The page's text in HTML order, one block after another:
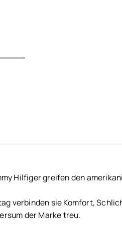
Hilfiger greifen den
verbinden sie Komfort,
der Marke treu.